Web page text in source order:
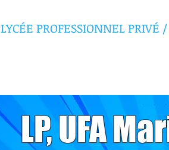
LYCÉE PROFESSIONNEL PRIVÉ /
LP, UFA